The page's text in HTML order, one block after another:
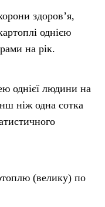
здоров’я,
однією
на рік.
однієї людини на
ніж одна сотка
(велику) по